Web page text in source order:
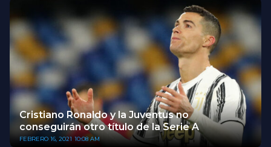
Cristiano Ronaldo y la Juventus no
conseguirán otro título de la Serie A
FEBRERO 16, 2021 10:08 AM